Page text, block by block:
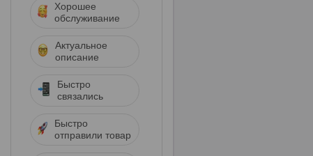
Хорошее
обслуживание
Актуальное
описание
Быстро
связались
Быстро
отправили товар